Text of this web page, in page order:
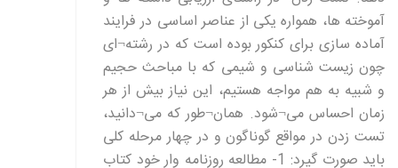
آموخته ها، همواره یکی از عناصر اساسی در فرایند
آماده سازی برای کنکور بوده است که در رشته¬ای
چون زیست شناسی و شیمی که با مباحث حجیم
و شبیه به هم مواجه هستیم، این نیاز بیش از هر
زمان احساس می¬شود. همان¬طور که می¬دانید،
تست زدن در مواقع گوناگون و در چهار مرحله کلی
باید صورت گیرد: 1- مطالعه روزنامه وار خود کتاب